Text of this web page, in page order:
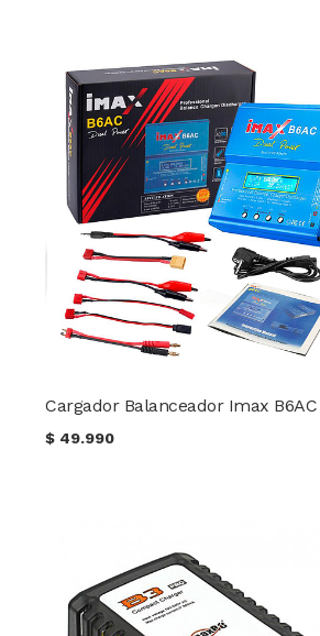
Cargador Balanceador Imax B6AC
$ 49.990